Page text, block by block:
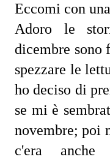
Eccomi con
Adoro le
dicembre sono
spezzare le
ho deciso di
se mi è
novembre; poi
c'era anche